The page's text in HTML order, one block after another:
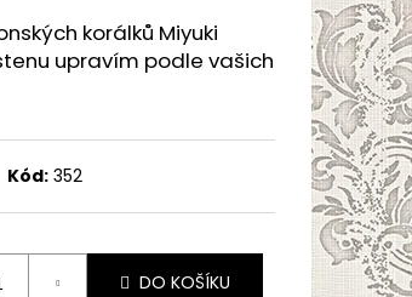
korálků Miyuki
upravím podle vašich
Kód: 352
DO KOŠÍKU